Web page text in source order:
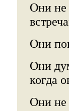
Они не
Они
Они
когда
Они не